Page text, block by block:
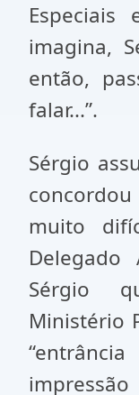
Especiais
imagina,
então,
falar...”.
Sérgio
muito
Sérgio
Ministério